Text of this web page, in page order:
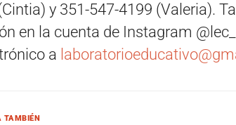
y 351-547-4199 (Valeria).
en la cuenta de Instagram
a
TAMBIÉN